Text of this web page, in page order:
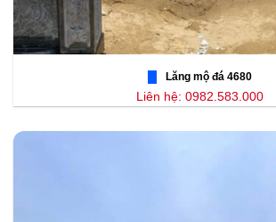
Lăng mộ đá 4680
Liên hệ: 0982.583.000